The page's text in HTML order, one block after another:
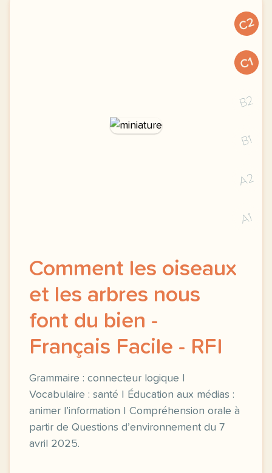
C2
C1
B2
B1
A2
A1
Comment les oiseaux
et les arbres nous
font du bien -
Français Facile - RFI
Grammaire : connecteur logique |
Vocabulaire : santé | Éducation aux médias :
animer l’information | Compréhension orale à
partir de Questions d’environnement du 7
avril 2025.